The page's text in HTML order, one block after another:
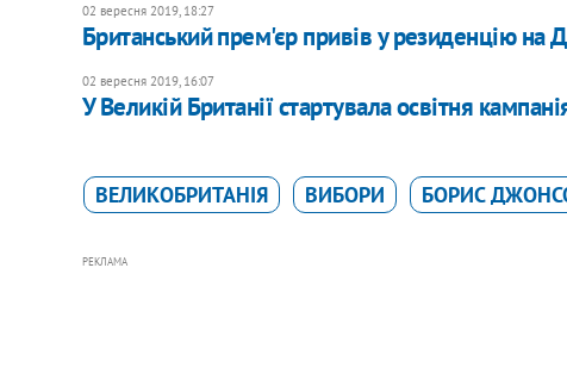
02 вересня 2019, 18:27
Британський прем'єр привів у резиденцію на
02 вересня 2019, 16:07
У Великій Британії стартувала освітня
ВЕЛИКОБРИТАНІЯ ВИБОРИ БОРИС
РЕКЛАМА